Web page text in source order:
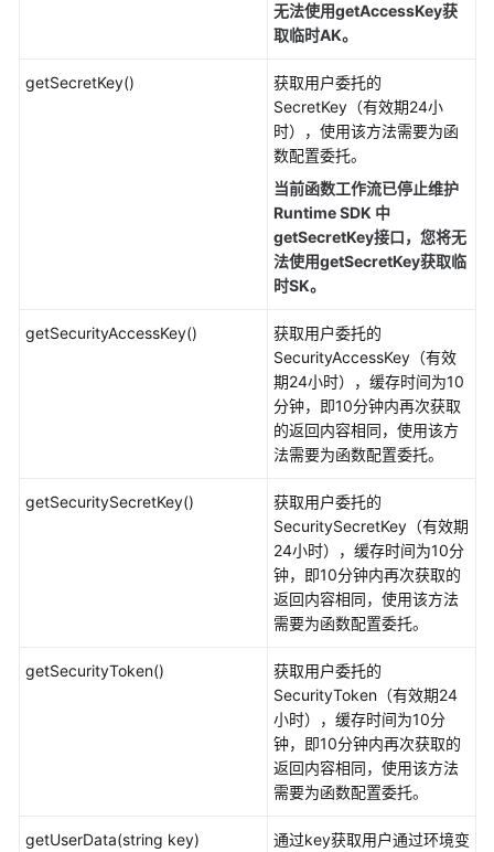
工
SDK
题
无法使用getAccessKey获
取临时AK。
getSecretKey()
获取用户委托的
SecretKey（有效期24小
时），使用该方法需要为函
数配置委托。
当前函数工作流已停止维护
Runtime SDK 中
getSecretKey接口，您将无
法使用getSecretKey获取临
时SK。
getSecurityAccessKey()
获取用户委托的
SecurityAccessKey（有效
期24小时），缓存时间为10
分钟，即10分钟内再次获取
的返回内容相同，使用该方
法需要为函数配置委托。
getSecuritySecretKey()
获取用户委托的
SecuritySecretKey（有效期
24小时），缓存时间为10分
钟，即10分钟内再次获取的
返回内容相同，使用该方法
需要为函数配置委托。
getSecurityToken()
获取用户委托的
SecurityToken（有效期24
小时），缓存时间为10分
钟，即10分钟内再次获取的
返回内容相同，使用该方法
需要为函数配置委托。
getUserData(string key)
通过key获取用户通过环境变